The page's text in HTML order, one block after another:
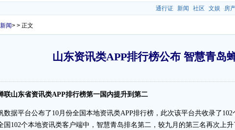
通行证 新闻 社区 文娱 房
闻> > 正文
山东资讯类APP排行榜公布 智慧青岛
联山东省资讯类APP排行榜第一国内提升到第二
数据平台公布了10月份全国本地资讯类APP排行榜，此次该平台共收录了
国102个本地资讯类客户端中，智慧青岛排名第二，较九月的第三名再次上